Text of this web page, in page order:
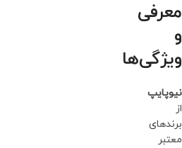
معرفی
و
ویژگی‌ها
نیوپایپ
از
برندهای
معتبر